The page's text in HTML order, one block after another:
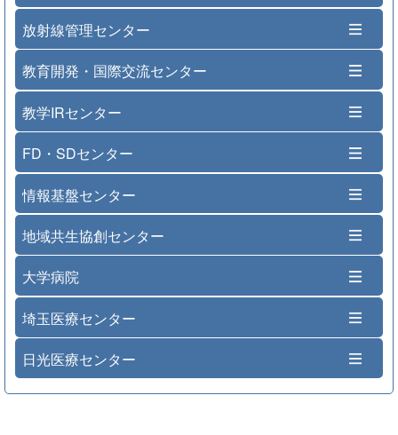
放射線管理センター
教育開発・国際交流センター
教学IRセンター
FD・SDセンター
情報基盤センター
地域共生協創センター
大学病院
埼玉医療センター
日光医療センター